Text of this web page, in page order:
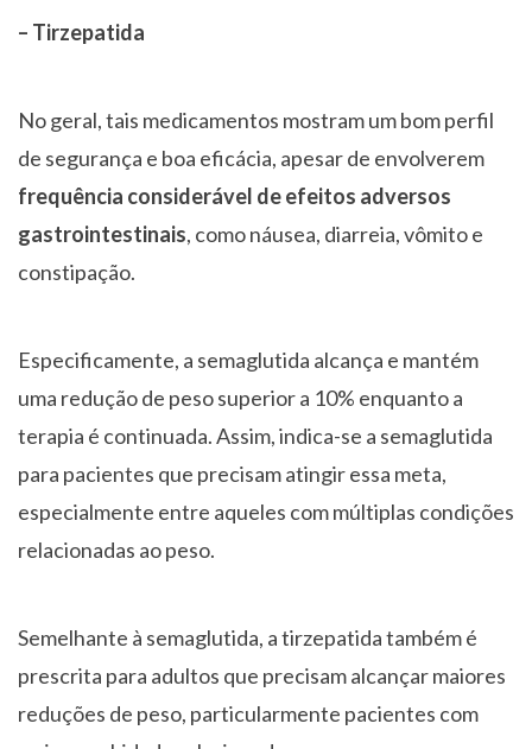
– Tirzepatida
No geral, tais medicamentos mostram um bom perfil
de segurança e boa eficácia, apesar de envolverem
frequência considerável de efeitos adversos
gastrointestinais, como náusea, diarreia, vômito e
constipação.
Especificamente, a semaglutida alcança e mantém
uma redução de peso superior a 10% enquanto a
terapia é continuada. Assim, indica-se a semaglutida
para pacientes que precisam atingir essa meta,
especialmente entre aqueles com múltiplas condições
relacionadas ao peso.
Semelhante à semaglutida, a tirzepatida também é
prescrita para adultos que precisam alcançar maiores
reduções de peso, particularmente pacientes com